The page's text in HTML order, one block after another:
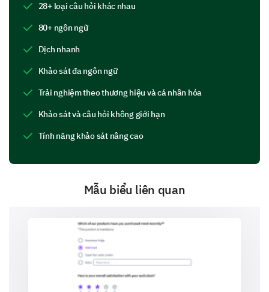
các tuyên bố sau.
2- Không đồng ý
3- Trung lập
4- Đồng ý
5- Rất đồng ý
Việc tiêu thụ rượu thỉnh thoảng có thể giảm bớt căng
Chính sách rượu tại nơi làm việc
Hãy thảo luận về nhận thức và quan điểm của bạn về
các chính sách hiện tại của nơi làm việc liên quan đến
việc sử dụng rượu.
28+ loại câu hỏi khác nhau
80+ ngôn ngữ
Dịch nhanh
Khảo sát đa ngôn ngữ
Trải nghiệm theo thương hiệu và cá nhân hóa
Khảo sát và câu hỏi không giới hạn
Tính năng khảo sát nâng cao
Mẫu biểu liên quan